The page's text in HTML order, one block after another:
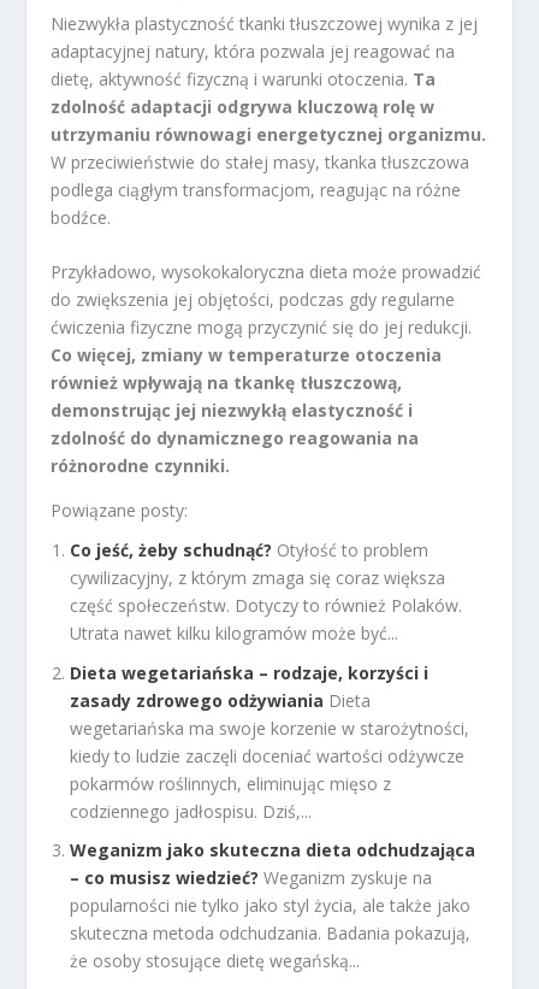
Niezwykła plastyczność tkanki tłuszczowej wynika z jej
adaptacyjnej natury, która pozwala jej reagować na
dietę, aktywność fizyczną i warunki otoczenia. Ta
zdolność adaptacji odgrywa kluczową rolę w
utrzymaniu równowagi energetycznej organizmu.
W przeciwieństwie do stałej masy, tkanka tłuszczowa
podlega ciągłym transformacjom, reagując na różne
bodźce.
Przykładowo, wysokokaloryczna dieta może prowadzić
do zwiększenia jej objętości, podczas gdy regularne
ćwiczenia fizyczne mogą przyczynić się do jej redukcji.
Co więcej, zmiany w temperaturze otoczenia
również wpływają na tkankę tłuszczową,
demonstrując jej niezwykłą elastyczność i
zdolność do dynamicznego reagowania na
różnorodne czynniki.
Powiązane posty:
Co jeść, żeby schudnąć? Otyłość to problem
cywilizacyjny, z którym zmaga się coraz większa
część społeczeństw. Dotyczy to również Polaków.
Utrata nawet kilku kilogramów może być...
Dieta wegetariańska – rodzaje, korzyści i
zasady zdrowego odżywiania Dieta
wegetariańska ma swoje korzenie w starożytności,
kiedy to ludzie zaczęli doceniać wartości odżywcze
pokarmów roślinnych, eliminując mięso z
codziennego jadłospisu. Dziś,...
Weganizm jako skuteczna dieta odchudzająca
– co musisz wiedzieć? Weganizm zyskuje na
popularności nie tylko jako styl życia, ale także jako
skuteczna metoda odchudzania. Badania pokazują,
że osoby stosujące dietę wegańską...